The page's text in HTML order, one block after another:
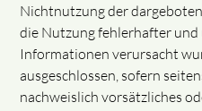
Nichtnutzung der
die Nutzung fehlerhafter
Informationen verursacht
ausgeschlossen, sofern
nachweislich vorsätzliches